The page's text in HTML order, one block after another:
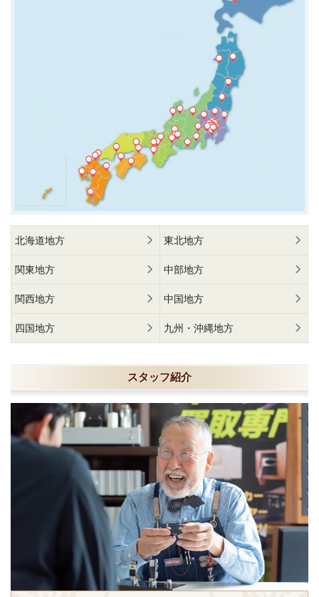
北海道地方 東北地方
関東地方 中部地方
関西地方 中国地方
四国地方 九州・沖縄地方
スタッフ紹介